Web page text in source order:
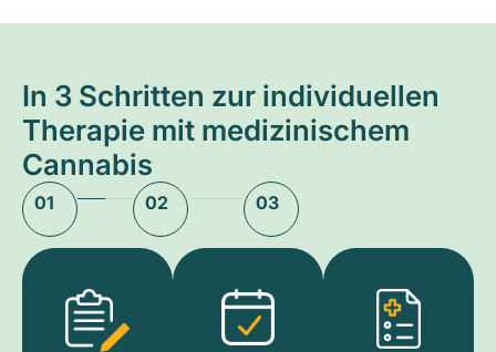
In 3 Schritten zur individuellen
Therapie mit medizinischem
Cannabis
01 02 03